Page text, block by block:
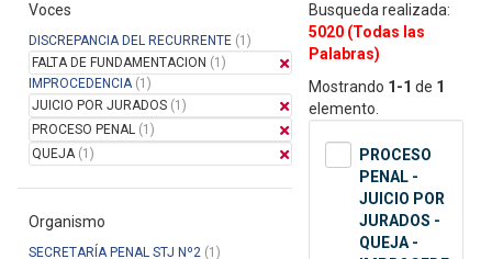
Manual del Usuario
Voces
DISCREPANCIA DEL RECURRENTE (1)
FALTA DE FUNDAMENTACION (1)
IMPROCEDENCIA(1)
JUICIO POR JURADOS (1)
PROCESO PENAL (1)
QUEJA(1)
Organismo
SECRETARÍA PENAL STJ Nº2 (1)
Busqueda realizada:
5020 (Todas las
Palabras)
Mostrando 1-1 de 1
elemento.
PROCESO
PENAL -
JUICIO POR
JURADOS -
QUEJA -